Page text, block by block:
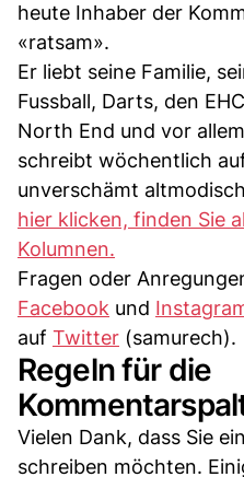
heute Inhaber der
«ratsam».
Er liebt seine Familie,
Fussball, Darts, den
North End und vor allem
schreibt wöchentlich
unverschämt
hier klicken, finden Sie
Kolumnen.
Fragen oder
Facebook und
auf Twitter (samurech).
Regeln für die
Vielen Dank, dass Sie
schreiben möchten.